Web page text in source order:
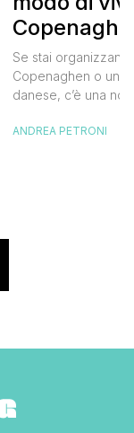
meglio e
meno
Se stai
Copenaghen o un
danese, c’è una
CopenPay ed è
ANDREA PETRONI